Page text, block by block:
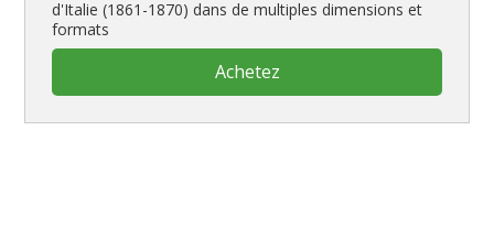
d'Italie (1861-1870) dans de multiples dimensions et
formats
Achetez